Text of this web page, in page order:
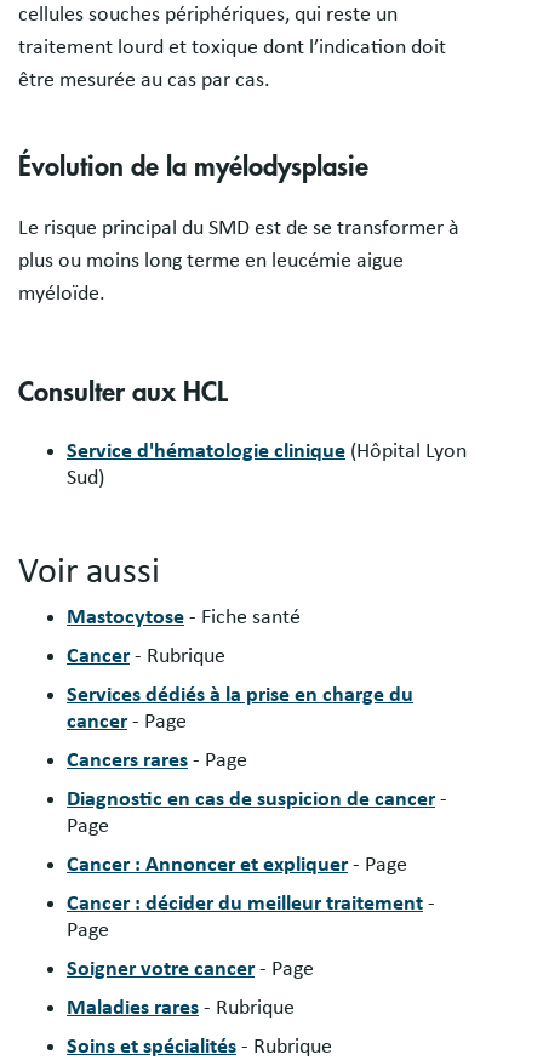
cellules souches périphériques, qui reste un
traitement lourd et toxique dont l’indication doit
être mesurée au cas par cas.
Évolution de la myélodysplasie
Le risque principal du SMD est de se transformer à
plus ou moins long terme en leucémie aigue
myéloïde.
Consulter aux HCL
Service d'hématologie clinique (Hôpital Lyon
Sud)
Voir aussi
Mastocytose - Fiche santé
Cancer - Rubrique
Services dédiés à la prise en charge du
cancer - Page
Cancers rares - Page
Diagnostic en cas de suspicion de cancer -
Page
Cancer : Annoncer et expliquer - Page
Cancer : décider du meilleur traitement -
Page
Soigner votre cancer - Page
Maladies rares - Rubrique
Soins et spécialités - Rubrique